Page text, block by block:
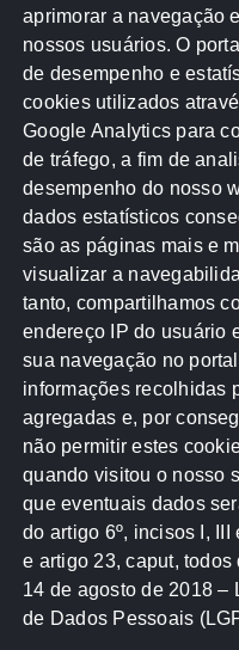
NUVEM DE TAGS
Acontece na Rede
Atricon Audicom
CREA-MT Eventos
MPF Notícias
Receita Federal
TCE-MT TCU
REDE NOS
Mato Grosso do Sul
Paraná
Nacional
aprimorar a navegação
nossos usuários. O
de desempenho e
cookies utilizados
Google Analytics para
de tráfego, a fim de
desempenho do nosso
dados estatísticos
são as páginas mais e
visualizar a
tanto, compartilhamos
endereço IP do usuário
sua navegação no
informações recolhidas
agregadas e, por
não permitir estes
quando visitou o nosso
que eventuais dados
do artigo 6º, incisos I, III
e artigo 23, caput, todos
14 de agosto de 2018 –
de Dados Pessoais